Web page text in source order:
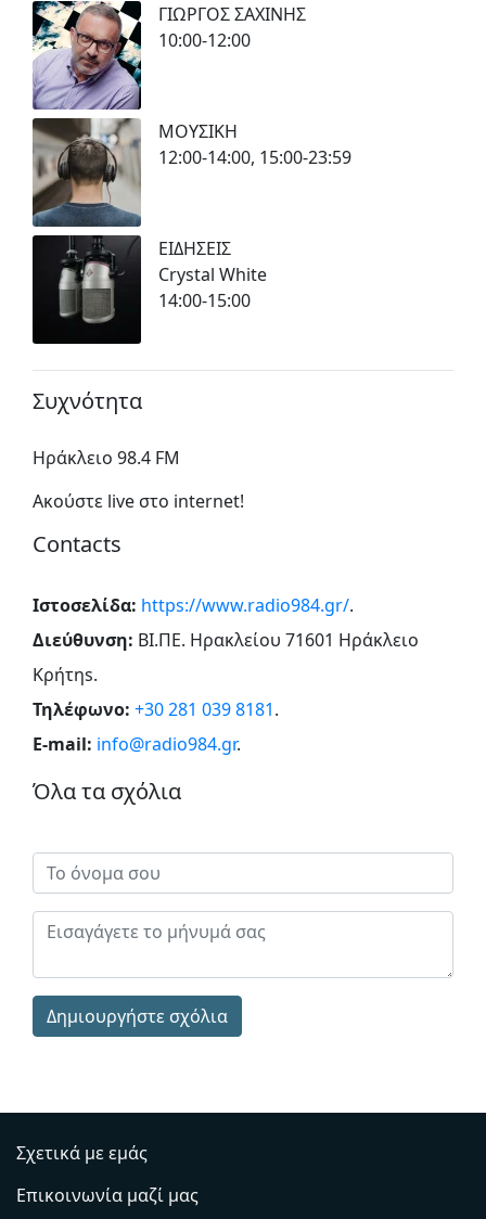
ΓΙΩΡΓΟΣ ΣΑΧΙΝΗΣ
10:00-12:00
ΜΟΥΣΙΚΗ
12:00-14:00, 15:00-23:59
ΕΙΔΗΣΕΙΣ
Crystal White
14:00-15:00
Συχνότητα
Ηράκλειο 98.4 FM
Ακούστε live στο internet!
Contacts
Ιστοσελίδα: https://www.radio984.gr/.
Διεύθυνση: ΒΙ.ΠΕ. Ηρακλείου 71601 Ηράκλειο
Κρήτηs.
Τηλέφωνο: +30 281 039 8181.
E-mail: info@radio984.gr.
Όλα τα σχόλια
Δημιουργήστε σχόλια
Σχετικά με εμάς
Επικοινωνία μαζί μας